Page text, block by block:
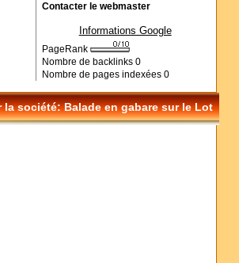
Contacter le webmaster
Informations Google
PageRank
Nombre de backlinks 0
Nombre de pages indexées 0
société: Balade en gabare sur le Lot